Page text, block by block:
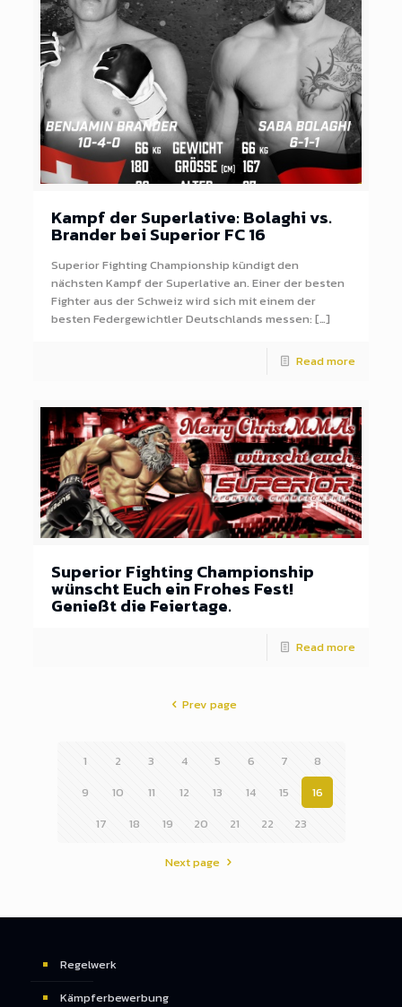
Kampf der Superlative: Bolaghi vs.
Brander bei Superior FC 16
Superior Fighting Championship kündigt den
nächsten Kampf der Superlative an. Einer der besten
Fighter aus der Schweiz wird sich mit einem der
besten Federgewichtler Deutschlands messen: […]
Read more
Superior Fighting Championship
wünscht Euch ein Frohes Fest!
Genießt die Feiertage.
Read more
Prev page
1 2 3 4 5 6 7
8
9
10 11 12 13 14 15
16
17
18 19 20 21 22 23
Next page
Regelwerk
Kämpferbewerbung